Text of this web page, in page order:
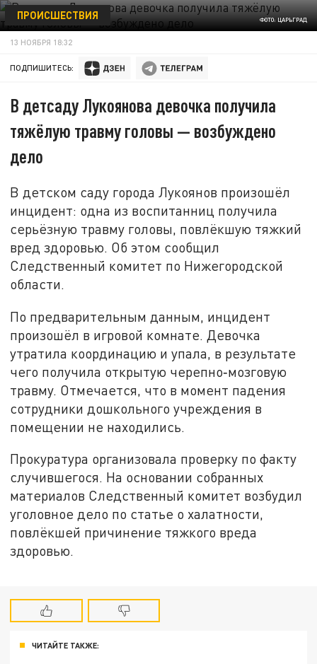
ФОТО: ЦАРЬГРАД
ПРОИСШЕСТВИЯ
13 НОЯБРЯ 18:32
ПОДПИШИТЕСЬ:
В детсаду Лукоянова девочка получила
тяжёлую травму головы — возбуждено
дело
В детском саду города Лукоянов произошёл
инцидент: одна из воспитанниц получила
серьёзную травму головы, повлёкшую тяжкий
вред здоровью. Об этом сообщил
Следственный комитет по Нижегородской
области.
По предварительным данным, инцидент
произошёл в игровой комнате. Девочка
утратила координацию и упала, в результате
чего получила открытую черепно‑мозговую
травму. Отмечается, что в момент падения
сотрудники дошкольного учреждения в
помещении не находились.
Прокуратура организовала проверку по факту
случившегося. На основании собранных
материалов Следственный комитет возбудил
уголовное дело по статье о халатности,
повлёкшей причинение тяжкого вреда
здоровью.
ЧИТАЙТЕ ТАКЖЕ: